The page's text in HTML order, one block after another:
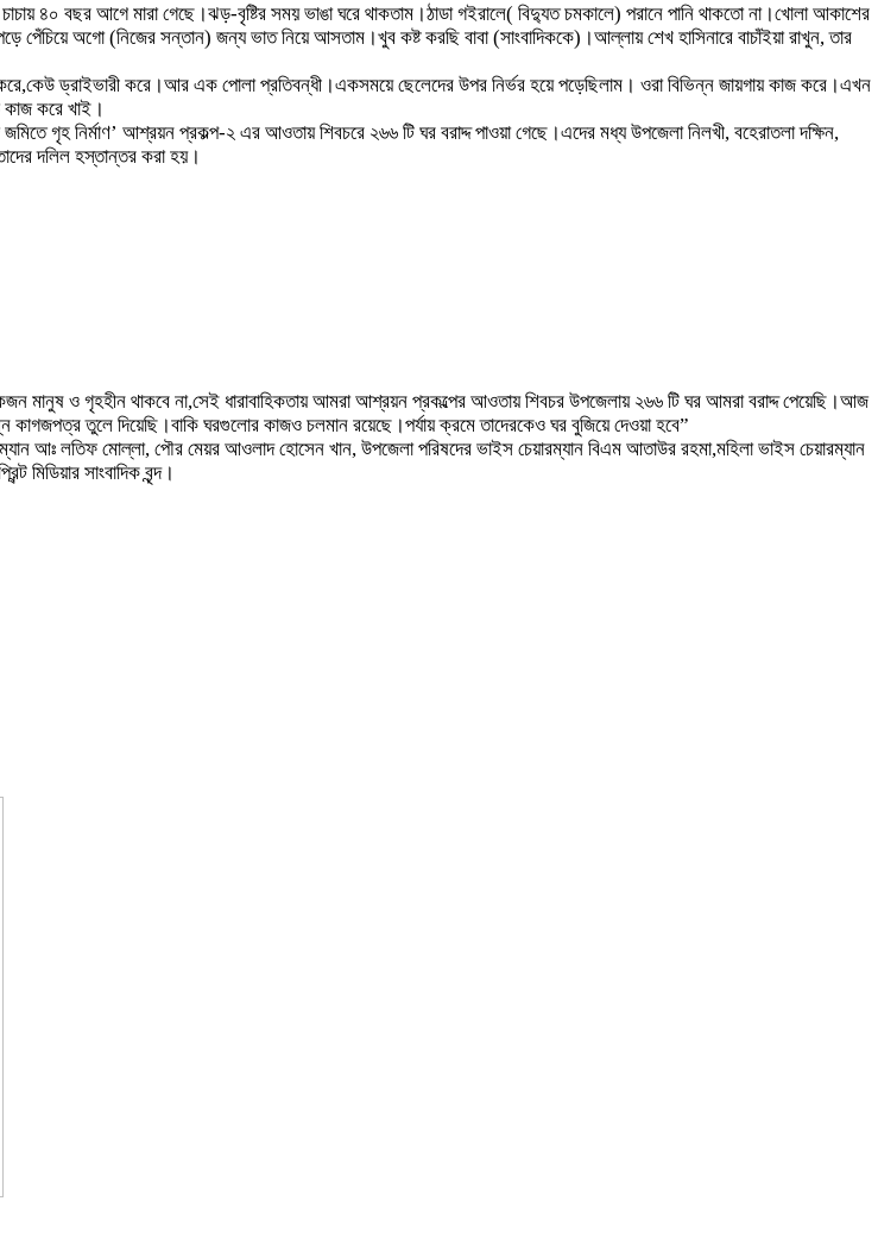
৪০ বছর আগে মারা গেছে।ঝড়-বৃষ্টির সময় ভাঙা ঘরে থাকতাম।ঠাডা গইরালে( বিদ্যুত চমকালে) পরানে পানি থাকতো না।খোলা আকাশের
পেঁচিয়ে অগো (নিজের সন্তান) জন্য ভাত নিয়ে আসতাম।খুব কষ্ট করছি বাবা (সাংবাদিককে)।আল্লায় শেখ হাসিনারে বাচাঁইয়া রাখুন, তার
ড্রাইভারী করে।আর এক পোলা প্রতিবন্ধী।একসময়ে ছেলেদের উপর নির্ভর হয়ে পড়েছিলাম। ওরা বিভিন্ন জায়গায় কাজ করে।এখন
কাজ করে খাই।
গৃহ নির্মাণ’ আশ্রয়ন প্রকল্প-২ এর আওতায় শিবচরে ২৬৬ টি ঘর বরাদ্দ পাওয়া গেছে।এদের মধ্য উপজেলা নিলখী, বহেরাতলা দক্ষিন,
দলিল হস্তান্তর করা হয়।
একজন মানুষ ও গৃহহীন থাকবে না,সেই ধারাবাহিকতায় আমরা আশ্রয়ন প্রকল্পের আওতায় শিবচর উপজেলায় ২৬৬ টি ঘর আমরা বরাদ্দ পেয়েছি।আজ
তুলে দিয়েছি।বাকি ঘরগুলোর কাজও চলমান রয়েছে।পর্যায় ক্রমে তাদেরকেও ঘর বুজিয়ে দেওয়া হবে”
আঃ লতিফ মোল্লা, পৌর মেয়র আওলাদ হোসেন খান, উপজেলা পরিষদের ভাইস চেয়ারম্যান বিএম আতাউর রহমা,মহিলা ভাইস চেয়ারম্যান
মিডিয়ার সাংবাদিক বৃন্দ।